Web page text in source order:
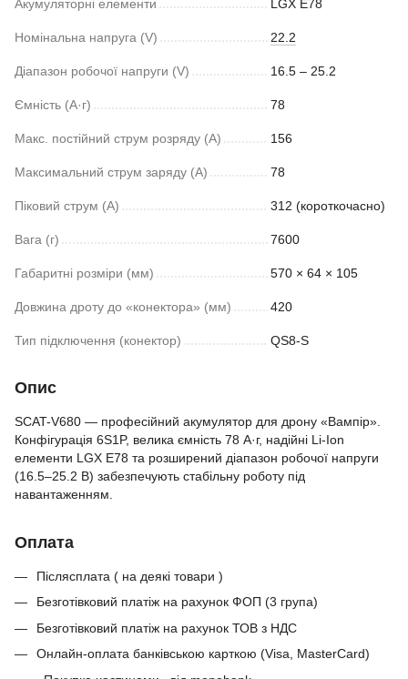
Акумуляторні елементи LGX E78
Номінальна напруга (V) 22.2
Діапазон робочої напруги (V) 16.5 – 25.2
Ємність (А·г) 78
Макс. постійний струм розряду (А) 156
Максимальний струм заряду (А) 78
Піковий струм (А) 312 (короткочасно)
Вага (г) 7600
Габаритні розміри (мм) 570 × 64 × 105
Довжина дроту до «конектора» (мм) 420
Тип підключення (конектор) QS8-S
Опис
SCAT-V680 — професійний акумулятор для дрону «Вампір».
Конфігурація 6S1P, велика ємність 78 А·г, надійні Li-Ion
елементи LGX E78 та розширений діапазон робочої напруги
(16.5–25.2 В) забезпечують стабільну роботу під
навантаженням.
Оплата
Післясплата ( на деякі товари )
Безготівковий платіж на рахунок ФОП (3 група)
Безготівковий платіж на рахунок ТОВ з НДС
Онлайн-оплата банківською карткою (Visa, MasterCard)